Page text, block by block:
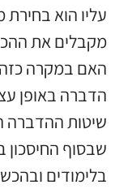
עליו הוא
מקבלים את
האם במקרה כזה
הדברה באופן
שיטות ההדברה
שבסוף החיסכון
בלימודים